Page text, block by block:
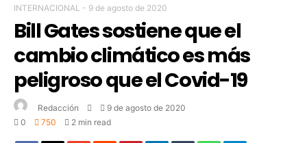
INTERNACIONAL - 9 de agosto de 2020
Bill Gates sostiene que el
cambio climático es más
peligroso que el Covid-19
Redacción
9 de agosto de 2020
0
750 2 min read